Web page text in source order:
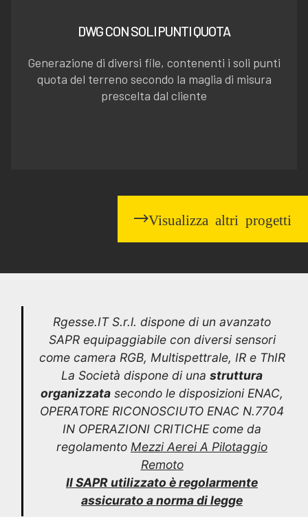
DWG CON SOLI PUNTI QUOTA
Generazione di diversi file, contenenti i soli punti
quota del terreno secondo la maglia di misura
prescelta dal cliente
Visualizza altri progetti
Rgesse.IT S.r.l. dispone di un avanzato
SAPR equipaggiabile con diversi sensori
come camera RGB, Multispettrale, IR e ThIR
La Società dispone di una struttura
organizzata secondo le disposizioni ENAC,
OPERATORE RICONOSCIUTO ENAC N.7704
IN OPERAZIONI CRITICHE come da
regolamento Mezzi Aerei A Pilotaggio
Remoto
Il SAPR utilizzato è regolarmente
assicurato a norma di legge